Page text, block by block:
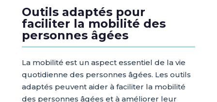
Outils adaptés pour
faciliter la mobilité des
personnes âgées
La mobilité est un aspect essentiel de la vie
quotidienne des personnes âgées. Les outils
adaptés peuvent aider à faciliter la mobilité
des personnes âgées et à améliorer leur